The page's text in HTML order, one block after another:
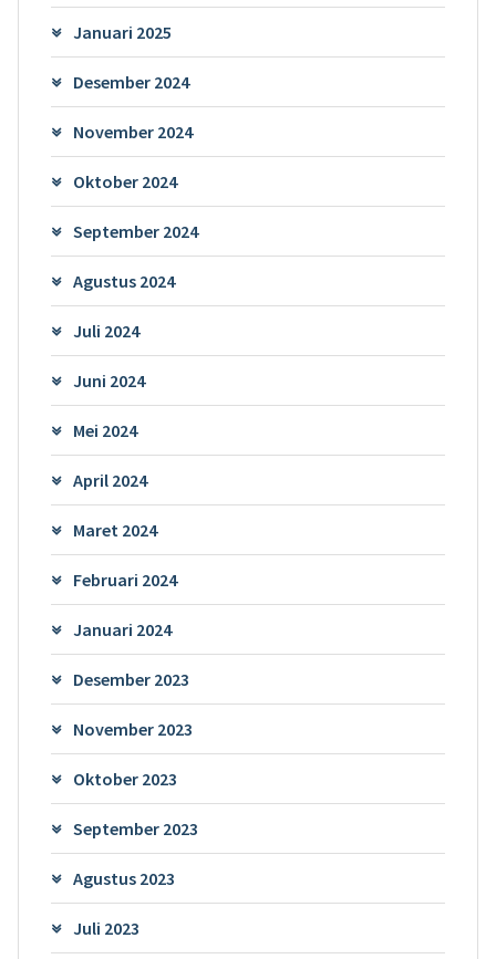
Januari 2025
Desember 2024
November 2024
Oktober 2024
September 2024
Agustus 2024
Juli 2024
Juni 2024
Mei 2024
April 2024
Maret 2024
Februari 2024
Januari 2024
Desember 2023
November 2023
Oktober 2023
September 2023
Agustus 2023
Juli 2023